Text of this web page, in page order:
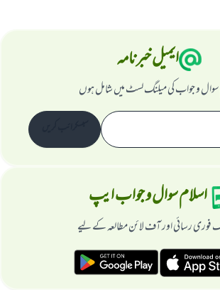
ایمیل خبرنامہ
و جواب کی میلنگ لسٹ میں شامل ہوں
اسلام سوال و جواب ایپ
فوری رسائی اور آف لائن مطالعہ کے لیے